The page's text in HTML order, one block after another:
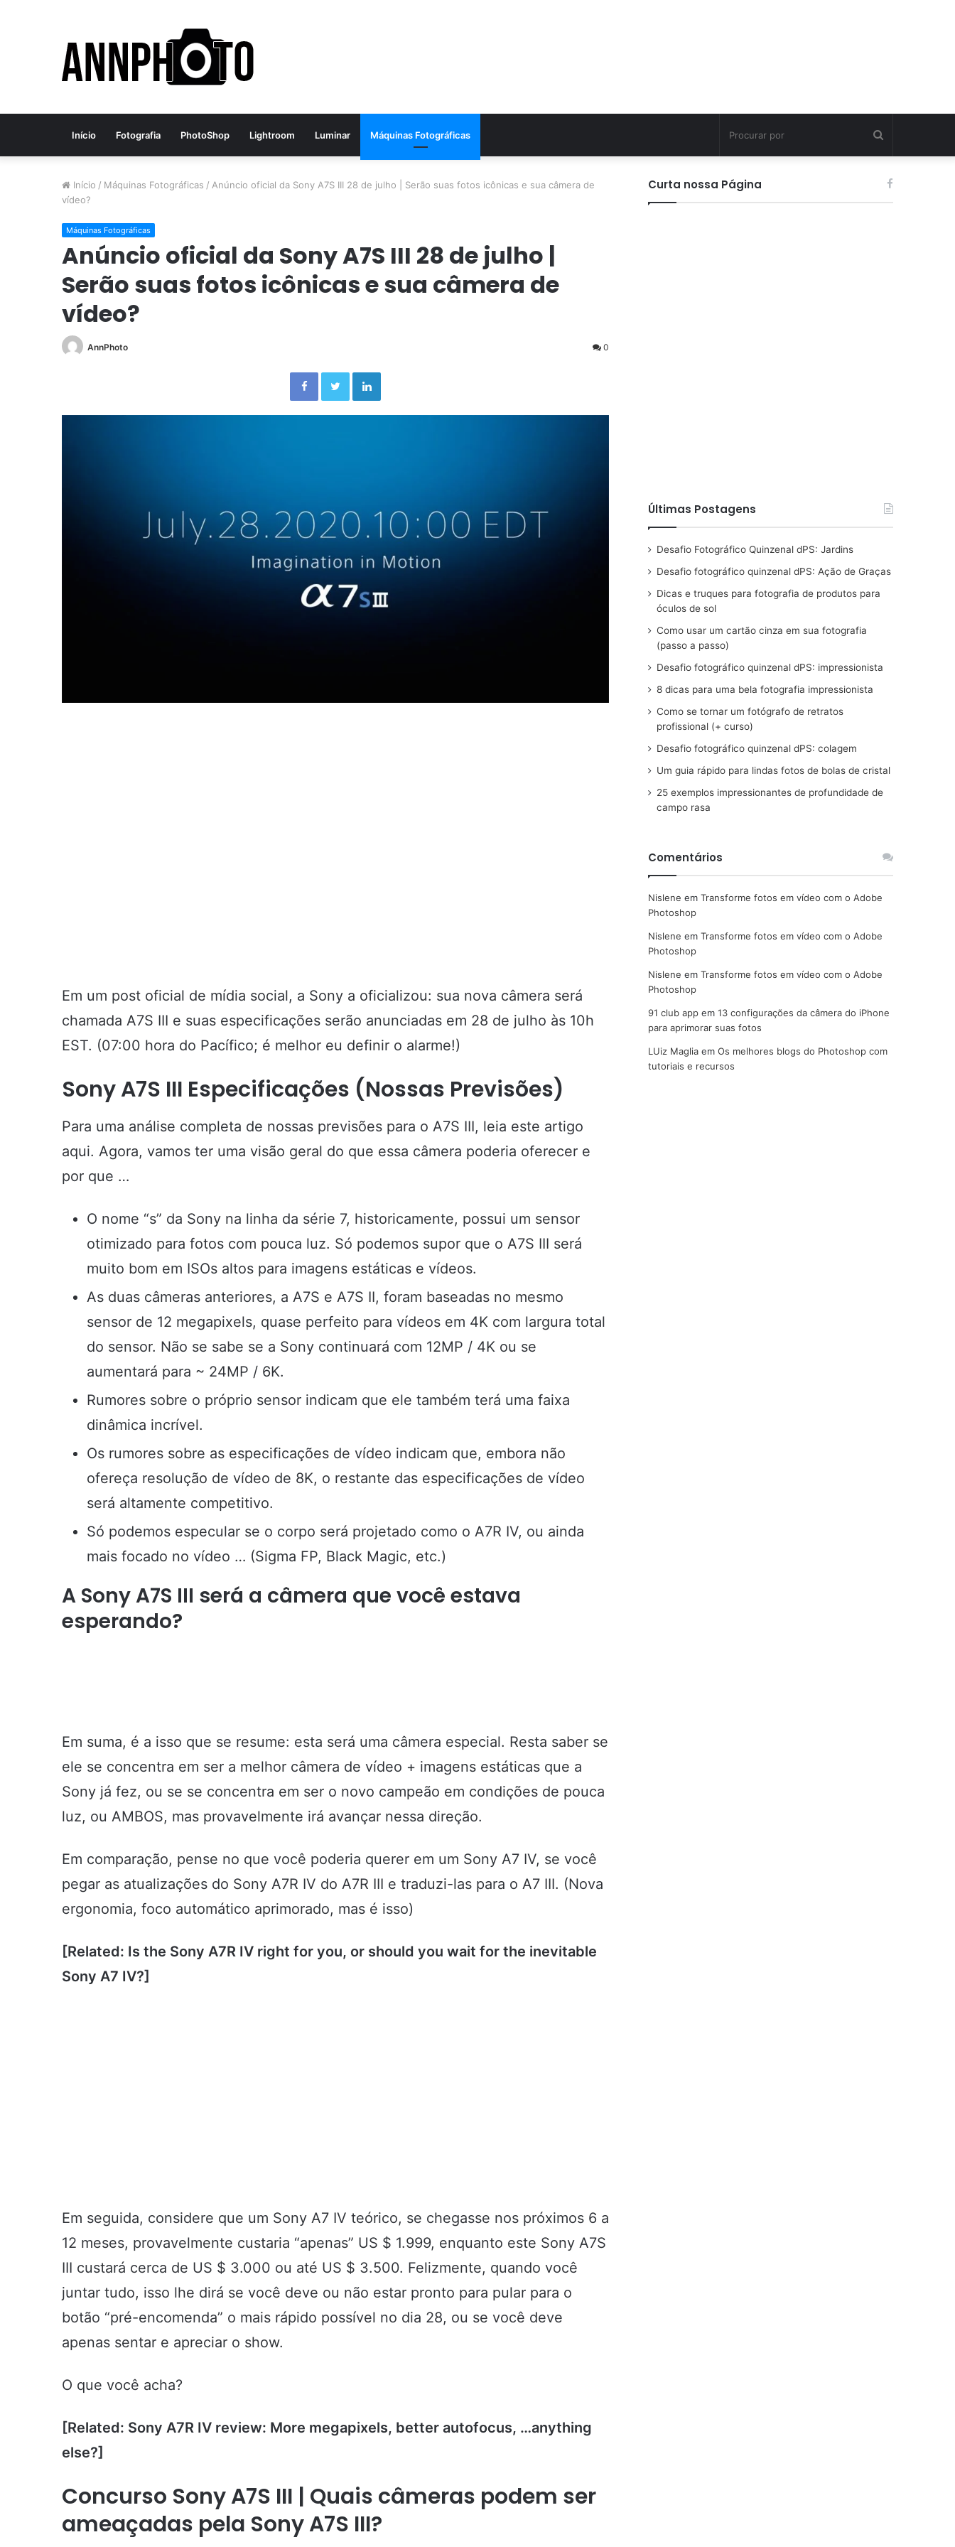
Início Fotografia PhotoShop Lightroom Luminar Máquinas Fotográficas
por
Início / Máquinas Fotográficas / Anúncio oficial da Sony A7S III 28 de julho | Serão suas fotos icônicas e sua câmera de
vídeo?
Máquinas Fotográficas
Anúncio oficial da Sony A7S III 28 de julho |
Serão suas fotos icônicas e sua câmera de
vídeo?
AnnPhoto 0
FacebookTwitterLinkedin
Em um post oficial de mídia social, a Sony a oficializou: sua nova câmera será
chamada A7S III e suas especificações serão anunciadas em 28 de julho às 10h
EST. (07:00 hora do Pacífico; é melhor eu definir o alarme!)
Sony A7S III Especificações (Nossas Previsões)
Para uma análise completa de nossas previsões para o A7S III, leia este artigo
aqui. Agora, vamos ter uma visão geral do que essa câmera poderia oferecer e
por que …
O nome “s” da Sony na linha da série 7, historicamente, possui um sensor
otimizado para fotos com pouca luz. Só podemos supor que o A7S III será
muito bom em ISOs altos para imagens estáticas e vídeos.
As duas câmeras anteriores, a A7S e A7S II, foram baseadas no mesmo
sensor de 12 megapixels, quase perfeito para vídeos em 4K com largura total
do sensor. Não se sabe se a Sony continuará com 12MP / 4K ou se
aumentará para ~ 24MP / 6K.
Rumores sobre o próprio sensor indicam que ele também terá uma faixa
dinâmica incrível.
Os rumores sobre as especificações de vídeo indicam que, embora não
ofereça resolução de vídeo de 8K, o restante das especificações de vídeo
será altamente competitivo.
Só podemos especular se o corpo será projetado como o A7R IV, ou ainda
mais focado no vídeo … (Sigma FP, Black Magic, etc.)
A Sony A7S III será a câmera que você estava
esperando?
Em suma, é a isso que se resume: esta será uma câmera especial. Resta saber se
ele se concentra em ser a melhor câmera de vídeo + imagens estáticas que a
Sony já fez, ou se se concentra em ser o novo campeão em condições de pouca
luz, ou AMBOS, mas provavelmente irá avançar nessa direção.
Em comparação, pense no que você poderia querer em um Sony A7 IV, se você
pegar as atualizações do Sony A7R IV do A7R III e traduzi-las para o A7 III. (Nova
ergonomia, foco automático aprimorado, mas é isso)
[Related: Is the Sony A7R IV right for you, or should you wait for the inevitable
Sony A7 IV?]
Em seguida, considere que um Sony A7 IV teórico, se chegasse nos próximos 6 a
12 meses, provavelmente custaria “apenas” US $ 1.999, enquanto este Sony A7S
III custará cerca de US $ 3.000 ou até US $ 3.500. Felizmente, quando você
juntar tudo, isso lhe dirá se você deve ou não estar pronto para pular para o
botão “pré-encomenda” o mais rápido possível no dia 28, ou se você deve
apenas sentar e apreciar o show.
O que você acha?
[Related: Sony A7R IV review: More megapixels, better autofocus, …anything
else?]
Concurso Sony A7S III | Quais câmeras podem ser
ameaçadas pela Sony A7S III?
Curta nossa Página
Últimas Postagens
Desafio Fotográfico Quinzenal dPS: Jardins
Desafio fotográfico quinzenal dPS: Ação de Graças
Dicas e truques para fotografia de produtos para
óculos de sol
Como usar um cartão cinza em sua fotografia
(passo a passo)
Desafio fotográfico quinzenal dPS: impressionista
8 dicas para uma bela fotografia impressionista
Como se tornar um fotógrafo de retratos
profissional (+ curso)
Desafio fotográfico quinzenal dPS: colagem
Um guia rápido para lindas fotos de bolas de cristal
25 exemplos impressionantes de profundidade de
campo rasa
Comentários
Nislene emTransforme fotos em vídeo com o Adobe
Photoshop
Nislene emTransforme fotos em vídeo com o Adobe
Photoshop
Nislene emTransforme fotos em vídeo com o Adobe
Photoshop
91 club app em13 configurações da câmera do iPhone
para aprimorar suas fotos
LUiz Maglia emOs melhores blogs do Photoshop com
tutoriais e recursos